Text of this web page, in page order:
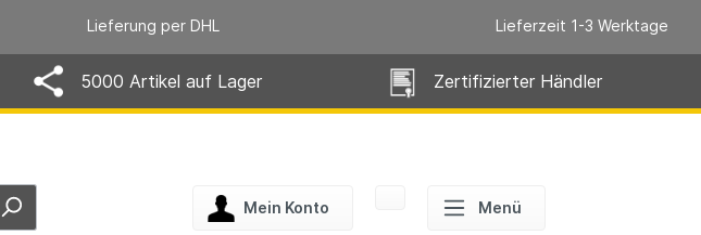
Lieferung per DHL Lieferzeit 1-3 Werktage
5000 Artikel auf Lager Zertifizierter Händler
Mein Konto Menü